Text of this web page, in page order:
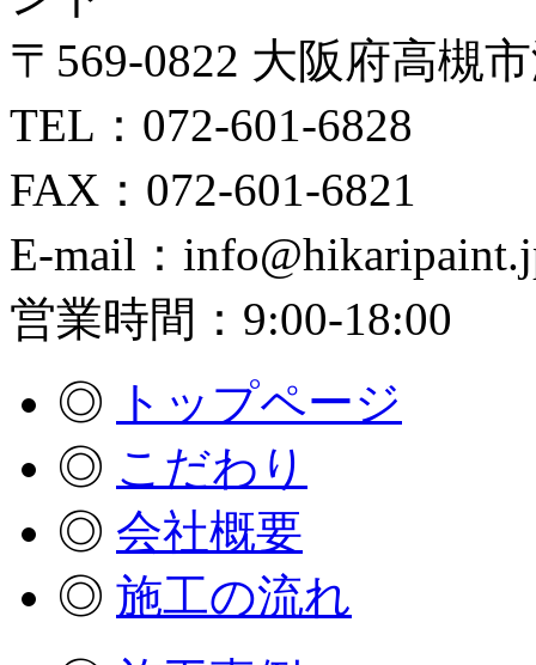
〒569-0822 大阪府高槻
TEL：072-601-6828
FAX：072-601-6821
E-mail：
営業時間：9:00-18:00
◎
トップページ
◎ こだわり
◎ 会社概要
◎ 施工の流れ